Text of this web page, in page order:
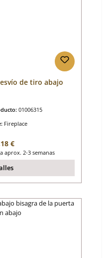
de tiro abajo
01006315
Fireplace
normal:
€
aprox. 2-3 semanas